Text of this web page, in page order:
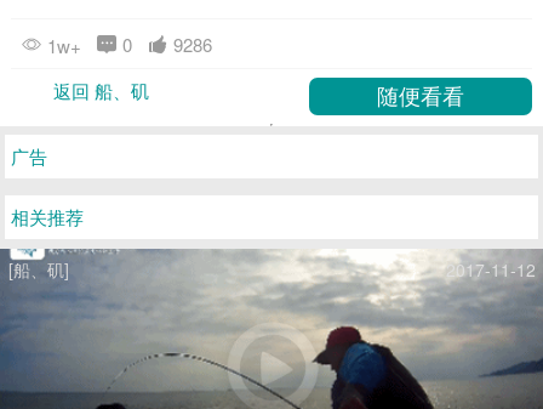
1w+ 0
9286
返回 船、矶
广告
相关推荐
[船、矶] 2017-11-12